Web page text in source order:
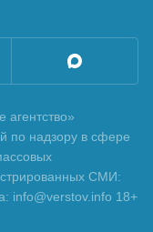
по надзору в сфере
СМИ:
info@verstov.info 18+